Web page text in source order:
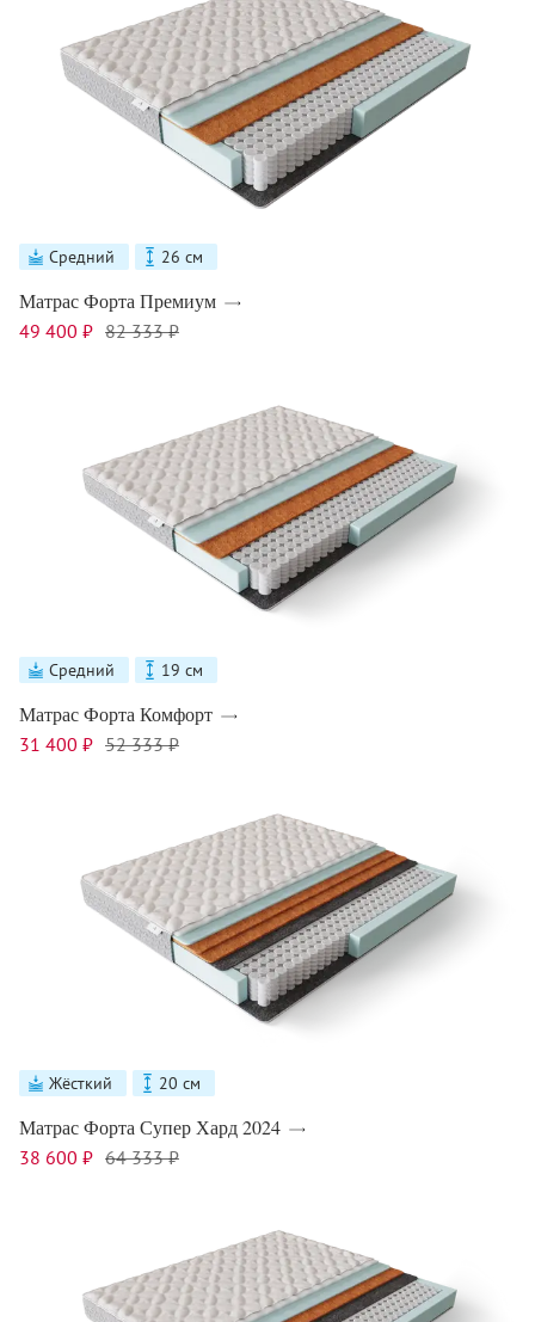
Средний 26 см
Матрас Форта Премиум
49 400 ₽ 82 333 ₽
Средний 19 см
Матрас Форта Комфорт
31 400 ₽ 52 333 ₽
Жёсткий 20 см
Матрас Форта Супер Хард 2024
38 600 ₽ 64 333 ₽